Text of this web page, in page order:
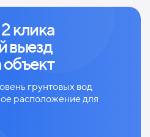
клика
выезд
грунтовых вод
расположение для